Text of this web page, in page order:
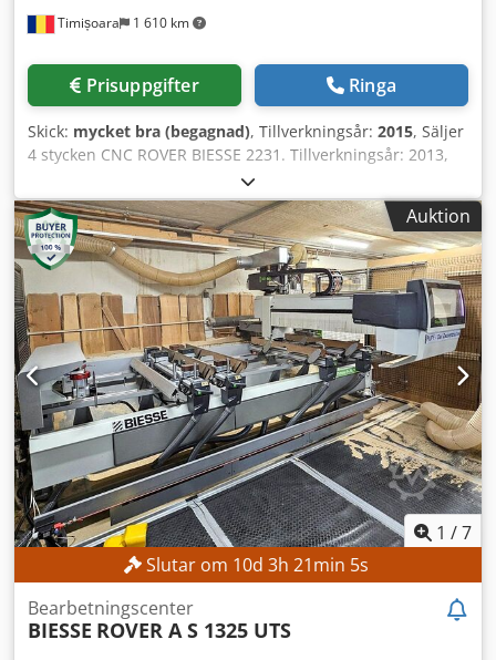
Timișoara 1 610 km
Prisuppgifter Ringa
Skick: mycket bra (begagnad), Tillverkningsår: 2015, Säljer
4 stycken CNC ROVER BIESSE 2231. Tillverkningsår: 2013,
2014, 2015, 2016. I mycket gott skick. Dkodpfxsx Tbk Rj
Agver
Auktion
1 /7
Slutar om 10d 3h 21min 3s
Bearbetningscenter
BIESSE ROVER A S 1325 UTS